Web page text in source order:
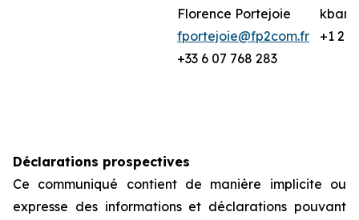
Florence Portejoie
fportejoie@fp2com.fr
+33 6 07 768 283
+1
Déclarations prospectives
Ce communiqué contient de manière implicite ou
expresse des informations et déclarations pouvant